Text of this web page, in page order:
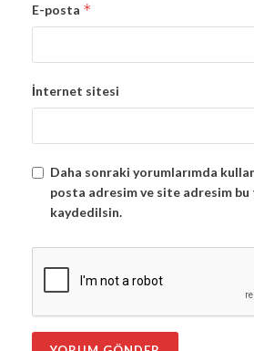
E-posta *
İnternet sitesi
Daha sonraki yorumlarımda
posta adresim ve site adresim bu
kaydedilsin.